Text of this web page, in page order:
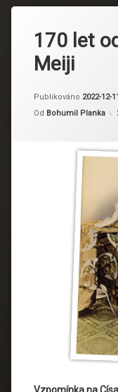
170 let
Meiji
Publikováno 2022-12-
Od Bohumil Planka